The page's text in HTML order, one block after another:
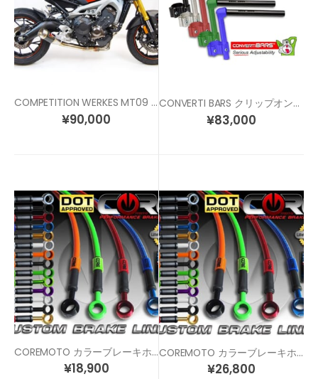
COMPETITION WERKES MT09 / トレーサー / XSR900 スリップオン マフラー
¥90,000
CONVERTI BARS クリップオンハンドル 各サイズ/各色
¥83,000
COREMOTO カラーブレーキホース MT-09 (14-17)
¥18,900
COREMOTO カラーブレーキホース MT-09 ABS用
¥26,800